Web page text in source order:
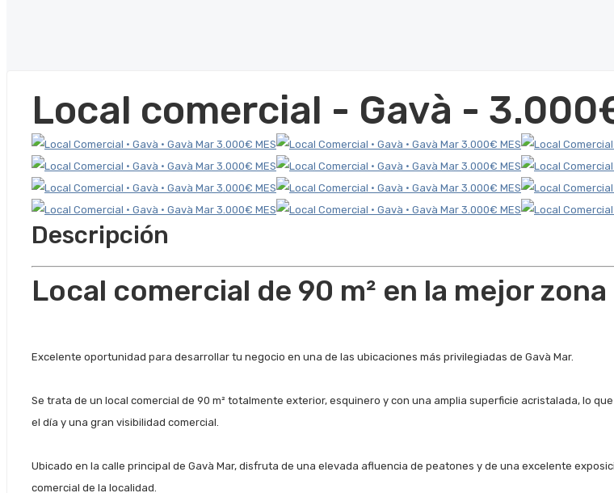
Local comercial - Gavà -
Descripción
Local comercial de 90 m² en la mejor zona
Excelente oportunidad para desarrollar tu negocio en una de las ubicaciones más privilegiadas de Gavà Mar.
Se trata de un local comercial de 90 m² totalmente exterior, esquinero y con una amplia superficie acristalada, lo
el día y una gran visibilidad comercial.
Ubicado en la calle principal de Gavà Mar, disfruta de una elevada afluencia de peatones y de una excelente
comercial de la localidad.